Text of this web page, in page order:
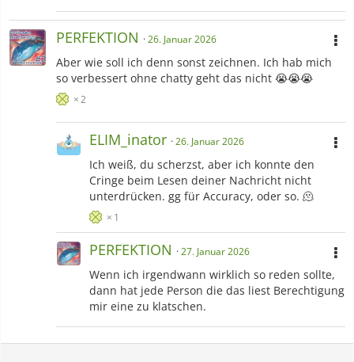
PERFEKTION 26. Januar 2026
Aber wie soll ich denn sonst zeichnen. Ich hab mich
so verbessert ohne chatty geht das nicht 😭😭😭
2
ELIM_inator 26. Januar 2026
Ich weiß, du scherzst, aber ich konnte den
Cringe beim Lesen deiner Nachricht nicht
unterdrücken. gg für Accuracy, oder so. 🫠
1
PERFEKTION 27. Januar 2026
Wenn ich irgendwann wirklich so reden sollte,
dann hat jede Person die das liest Berechtigung
mir eine zu klatschen.